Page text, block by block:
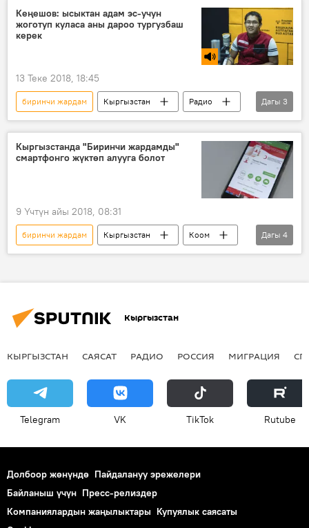
Кеңешов: ысыктан адам эс-учун
жоготуп куласа аны дароо тургузбаш
керек
13 Теке 2018, 18:45
биринчи жардам Кыргызстан
Радио
Коом
Кызыл жарым ай коому
ысык
Дагы 3
Кыргызстанда "Биринчи жардамды"
смартфонго жүктөп алууга болот
9 Үчтүн айы 2018, 08:31
биринчи жардам Кыргызстан
Коом
Жаңылыктар
Кызыл жарым ай коому
Дагы 4
Кыргызстан
КЫРГЫЗСТАН САЯСАТ РАДИО РОССИЯ МИГРАЦИЯ
Telegram VK ТikТоk Rutube
Долбоор жөнүндө Пайдалануу эрежелери
Байланыш үчүн Пресс-релиздер
Компаниялардын жаңылыктары Купуялык саясаты